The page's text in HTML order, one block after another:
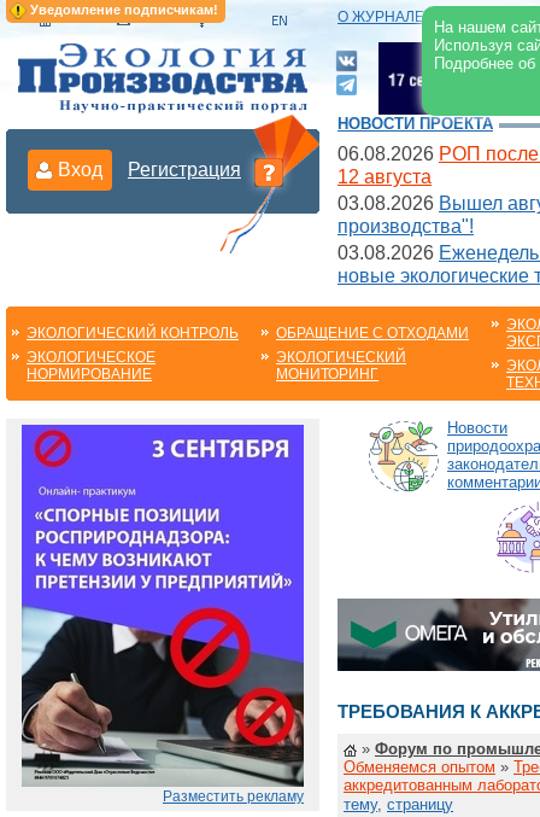
Уведомление подписчикам!
На нашем
Используя
Подробнее
О ЖУРНАЛЕ |
Вход Регистрация
НОВОСТИ ПРОЕКТА
06.08.2026 РОП после
12 августа
03.08.2026 Вышел
производства"!
03.08.2026
новые экологические
ЭКОЛОГИЧЕСКИЙ КОНТРОЛЬ
ЭКОЛОГИЧЕСКОЕ
НОРМИРОВАНИЕ
ОБРАЩЕНИЕ С ОТХОДАМИ
ЭКОЛОГИЧЕСКИЙ
МОНИТОРИНГ
Разместить рекламу
Новости
ТРЕБОВАНИЯ К
» Форум по
Обменяемся опытом »
аккредитованным
тему, страницу